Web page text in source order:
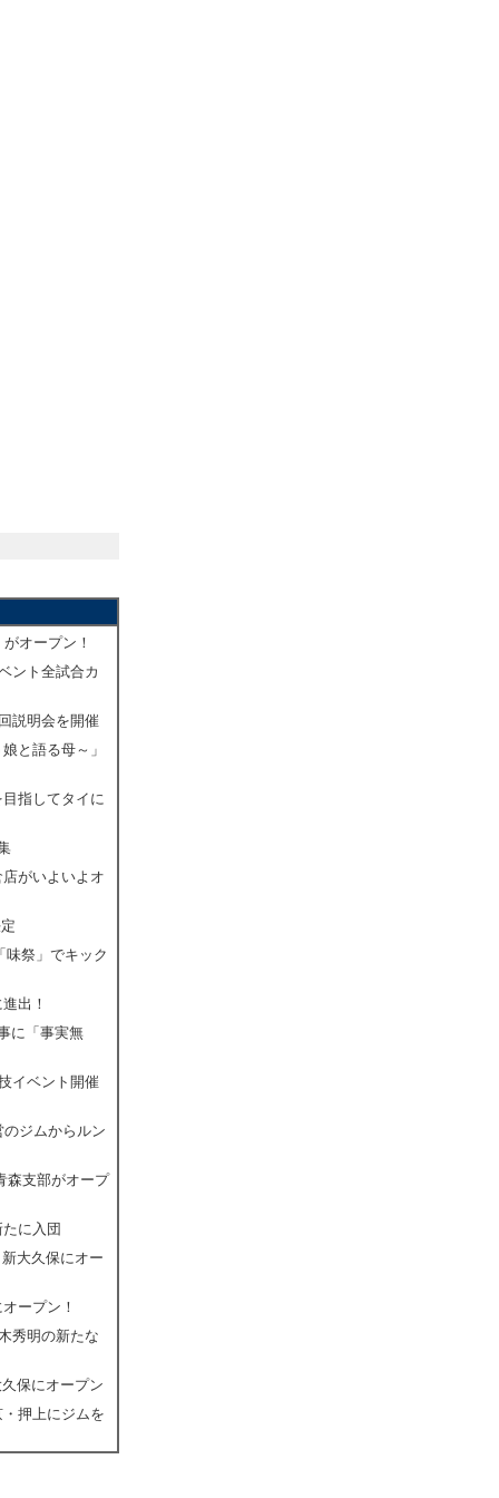
オープン！
ント全試合カ
説明会を開催
と語る母～」
指してタイに
がいよいよオ
味祭」でキック
出！
に「事実無
イベント開催
のジムからルン
森支部がオープ
に入団
大久保にオー
ープン！
秀明の新たな
保にオープン
押上にジムを